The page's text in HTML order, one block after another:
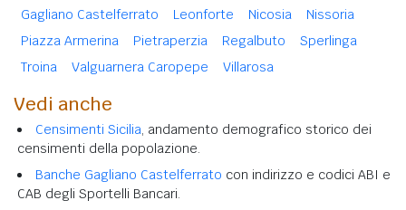
Gagliano Castelferrato
Leonforte Nicosia
Nissoria
Piazza Armerina
Pietraperzia Regalbuto
Sperlinga
Troina
Valguarnera Caropepe Villarosa
Vedi anche
Censimenti Sicilia, andamento demografico storico dei
censimenti della popolazione.
Banche Gagliano Castelferrato con indirizzo e codici ABI e
CAB degli Sportelli Bancari.